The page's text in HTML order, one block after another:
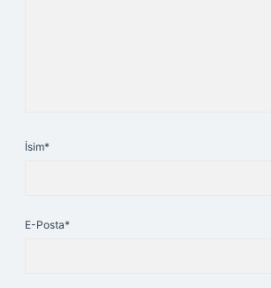
İsim*
E-Posta*